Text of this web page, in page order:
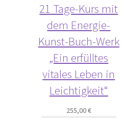
21 Tage-Kurs mit
dem Energie-
Kunst-Buch-Werk
„Ein erfülltes
vitales Leben in
Leichtigkeit“
255,00€